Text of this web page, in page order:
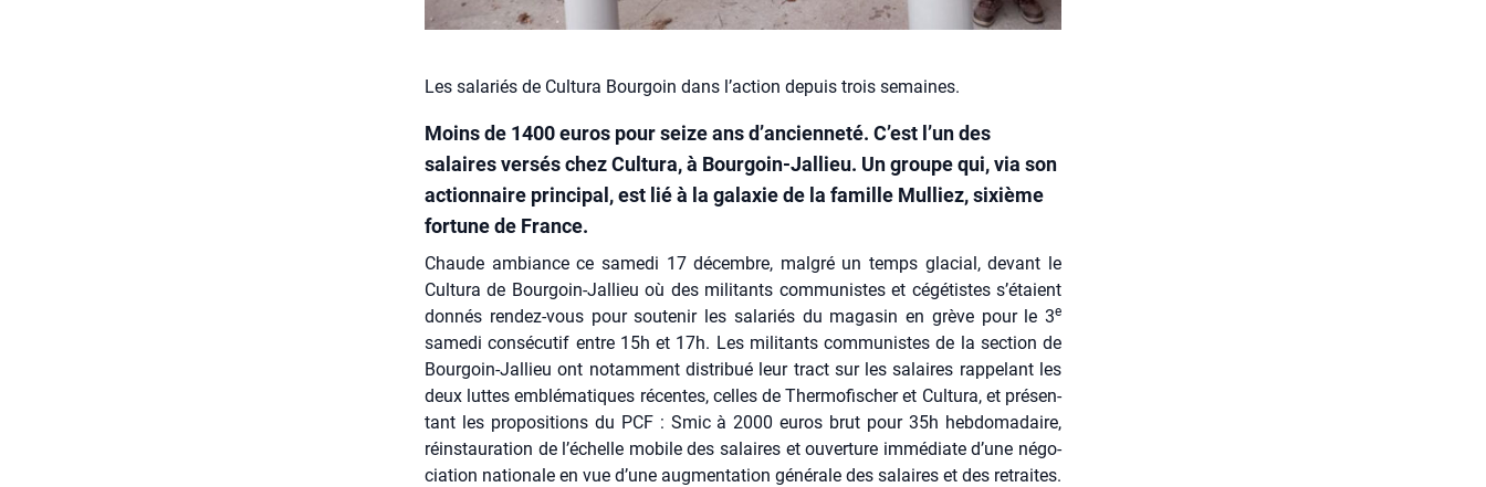
Les salariés de Cultura Bourgoin dans l’action depuis trois semaines.
Moins de 1400 euros pour seize ans d’ancienneté. C’est l’un des
salaires versés chez Cultura, à Bourgoin-Jallieu. Un groupe qui, via son
actionnaire principal, est lié à la galaxie de la famille Mulliez, sixième
fortune de France.
Chaude ambiance ce same­di 17 décembre, mal­gré un temps gla­cial, devant le
Cultu­ra de Bour­goin-Jal­lieu où des mili­tants com­mu­nistes et cégé­tistes s’étaient
don­nés ren­dez-vous pour sou­te­nir les sala­riés du maga­sin en grève pour le 3e
same­di consé­cu­tif entre 15h et 17h. Les mili­tants com­mu­nistes de la sec­tion de
Bour­goin-Jal­lieu ont notam­ment dis­tri­bué leur tract sur les salaires rap­pe­lant les
deux luttes emblé­ma­tiques récentes, celles de Ther­mo­fi­scher et Cultu­ra, et pré­sen­
tant les pro­po­si­tions du PCF : Smic à 2000 euros brut pour 35h heb­do­ma­daire,
réins­tau­ra­tion de l’échelle mobile des salaires et ouver­ture immé­diate d’une négo­
cia­tion natio­nale en vue d’une aug­men­ta­tion géné­rale des salaires et des retraites.